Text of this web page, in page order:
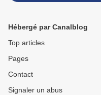
Hébergé par Canalblog
Top articles
Pages
Contact
Signaler un abus